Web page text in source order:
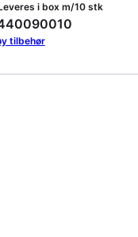
i box m/10 stk
tilbehør